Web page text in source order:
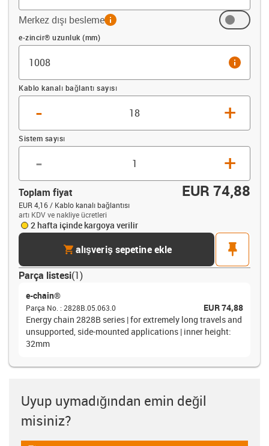
Merkez dışı beslemeinfo
Ofset (mm)
e-zincir® uzunluk (mm)
info
Kablo kanalı bağlantı sayısı
- +
Sistem sayısı
- +
Toplam fiyat EUR 74,88
EUR 4,16 / Kablo kanalı bağlantısı
artı KDV ve nakliye ücretleri
2 hafta içinde kargoya verilir
cartalışveriş sepetine ekle
pin
Parça listesi(1)
e-chain®
Parça No. : 2828B.05.063.0
EUR 74,88
Energy chain 2828B series | for extremely long travels and
unsupported, side-mounted applications | inner height:
32mm
Uyup uymadığından emin değil
misiniz?